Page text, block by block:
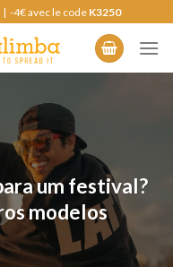
| -4€ avec le code K3250
um festival?
modelos